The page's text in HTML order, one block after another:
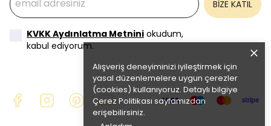
Alışveriş deneyiminizi iyileştirmek için
yasal düzenlemelere uygun çerezler
(cookies) kullanıyoruz. Detaylı bilgiye
Çerez Politikası sayfamızdan
erişebilirsiniz.
BİZE KATIL
KVKK Aydınlatma Metnini okudum,
kabul ediyorum.